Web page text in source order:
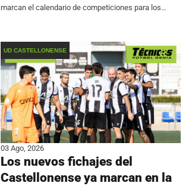
marcan el calendario de competiciones para los
UD CASTELLONENSE
03 Ago, 2026
Los nuevos fichajes del
Castellonense ya marcan en la